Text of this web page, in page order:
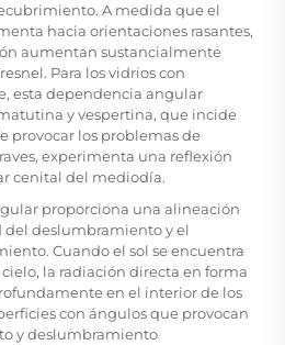
A medida que el
hacia orientaciones rasantes,
aumentan sustancialmente
Para los vidrios con
esta dependencia angular
y vespertina, que incide
provocar los problemas de
experimenta una reflexión
cenital del mediodía.
proporciona una alineación
del deslumbramiento y el
Cuando el sol se encuentra
la radiación directa en forma
en el interior de los
con ángulos que provocan
y deslumbramiento